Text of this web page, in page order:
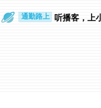
通勤路上 听播客，上